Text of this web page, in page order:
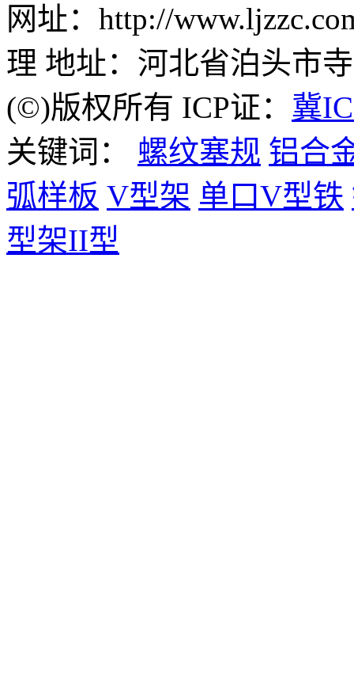
网址：http://
理 地址：河北省泊头市
(©)版权所有 ICP证： 冀
关键词： 螺纹塞规 铝合
弧样板 V型架 单口V型铁
型架II型